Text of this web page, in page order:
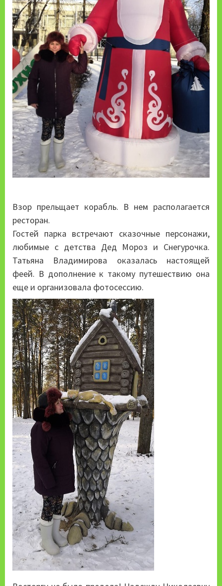
Взор прельщает корабль. В нем располагается
ресторан.
Гостей парка встречают сказочные персонажи,
любимые с детства Дед Мороз и Снегурочка.
Татьяна Владимирова оказалась настоящей
феей. В дополнение к такому путешествию она
еще и организовала фотосессию.